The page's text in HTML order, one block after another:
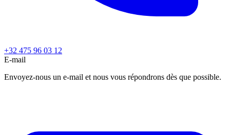
+32 475 96 03 12
E-mail
Envoyez-nous un e-mail et nous vous répondrons dès que possible.